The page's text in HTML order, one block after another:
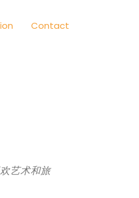
Contact
艺术和旅